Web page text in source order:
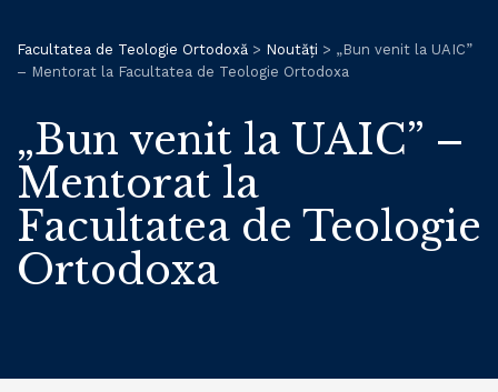
Facultatea de Teologie Ortodoxă > Noutăți > „Bun venit la UAIC”
– Mentorat la Facultatea de Teologie Ortodoxa
„Bun venit la UAIC” –
Mentorat la
Facultatea de Teologie
Ortodoxa